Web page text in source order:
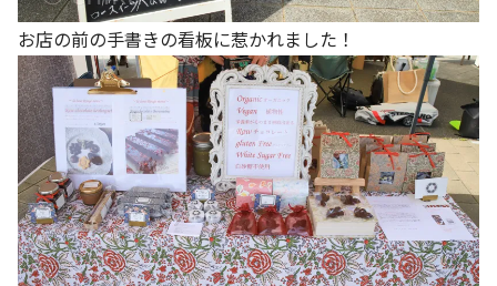
お店の前の手書きの看板に惹かれました！